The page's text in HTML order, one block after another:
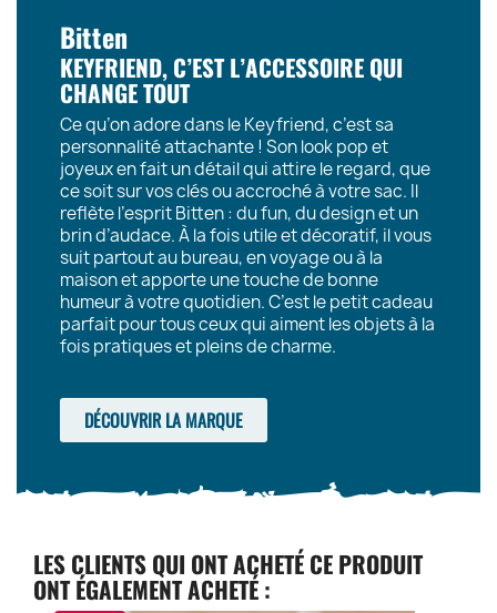
Bitten
KEYFRIEND, C’EST L’ACCESSOIRE QUI
CHANGE TOUT
Ce qu’on adore dans le Keyfriend, c’est sa
personnalité attachante ! Son look pop et
joyeux en fait un détail qui attire le regard, que
ce soit sur vos clés ou accroché à votre sac. Il
reflète l’esprit Bitten : du fun, du design et un
brin d’audace. À la fois utile et décoratif, il vous
suit partout au bureau, en voyage ou à la
maison et apporte une touche de bonne
humeur à votre quotidien. C’est le petit cadeau
parfait pour tous ceux qui aiment les objets à la
fois pratiques et pleins de charme.
DÉCOUVRIR LA MARQUE
LES CLIENTS QUI ONT ACHETÉ CE PRODUIT
ONT ÉGALEMENT ACHETÉ :